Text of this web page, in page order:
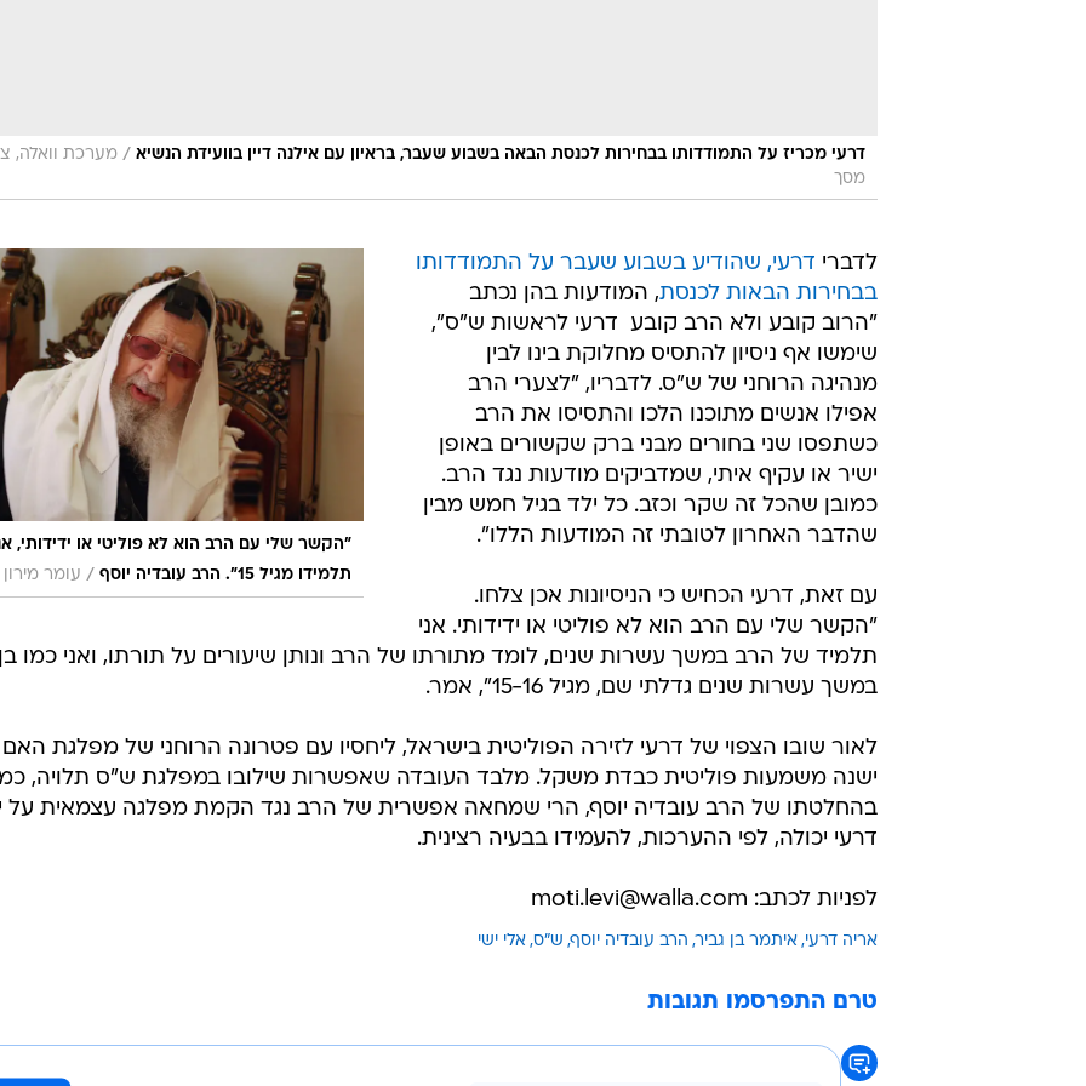
דרעי מכריז על התמודדותו בבחירות לכנסת הבאה בשבוע שעבר, בראיון עם אילנה דיין בוועידת הנשיא / מערכת וואלה,
מסך
"הקשר שלי עם הרב הוא לא פוליטי או ידידותי,
תלמידו מגיל 15". הרב עובדיה יוסף
/ עומר מירון
לדברי דרעי, שהודיע בשבוע שעבר על התמודדותו
בבחירות הבאות לכנסת, המודעות בהן נכתב
"הרוב קובע ולא הרב קובע  דרעי לראשות ש"ס",
שימשו אף ניסיון להתסיס מחלוקת בינו לבין
מנהיגה הרוחני של ש"ס. לדבריו, "לצערי הרב
אפילו אנשים מתוכנו הלכו והתסיסו את הרב
כשתפסו שני בחורים מבני ברק שקשורים באופן
ישיר או עקיף איתי, שמדביקים מודעות נגד הרב.
כמובן שהכל זה שקר וכזב. כל ילד בגיל חמש מבין
שהדבר האחרון לטובתי זה המודעות הללו".
עם זאת, דרעי הכחיש כי הניסיונות אכן צלחו.
"הקשר שלי עם הרב הוא לא פוליטי או ידידותי. אני
תלמיד של הרב במשך עשרות שנים, לומד מתורתו של הרב ונותן שיעורים על תורתו, ואני כמו
במשך עשרות שנים גדלתי שם, מגיל 15-16", אמר.
לאור שובו הצפוי של דרעי לזירה הפוליטית בישראל, ליחסיו עם פטרונה הרוחני של מפלגת
ישנה משמעות פוליטית כבדת משקל. מלבד העובדה שאפשרות שילובו במפלגת ש"ס תלויה,
בהחלטתו של הרב עובדיה יוסף, הרי שמחאה אפשרית של הרב נגד הקמת מפלגה עצמאית על
דרעי יכולה, לפי ההערכות, להעמידו בבעיה רצינית.
לפניות לכתב: moti.levi@walla.com
אריה דרעי איתמר בן גביר הרב עובדיה יוסף ש"ס אלי ישי
טרם התפרסמו תגובות